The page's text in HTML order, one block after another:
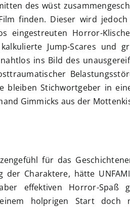
des wüst
finden. Dieser wird
eingestreuten Horror-
Jump-Scares und
ins Bild des
bleiben Stichwortgeber in
Gimmicks aus der
für das
Charaktere, hätte
effektiven Horror-
einem holprigen Start